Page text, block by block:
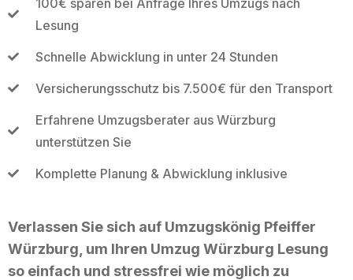
Lesung
Schnelle Abwicklung in unter 24 Stunden
Versicherungsschutz bis 7.500€ für den Transport
Erfahrene Umzugsberater aus Würzburg
unterstützen Sie
Komplette Planung & Abwicklung inklusive
Verlassen Sie sich auf Umzugskönig Pfeiffer
Würzburg, um Ihren Umzug Würzburg Lesung
so einfach und stressfrei wie möglich zu